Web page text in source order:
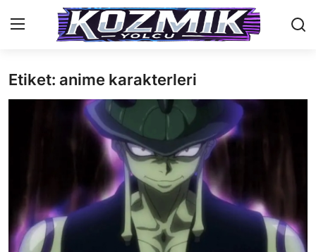
Anasayfa
Anime Önerileri
Kore Dünyası
Anime Karakterleri
Etiket: anime karakterleri